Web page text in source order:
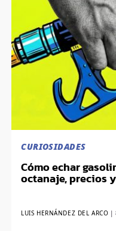
CURIOSIDADES
Cómo echar
octanaje, precios
LUIS HERNÁNDEZ DEL ARCO |